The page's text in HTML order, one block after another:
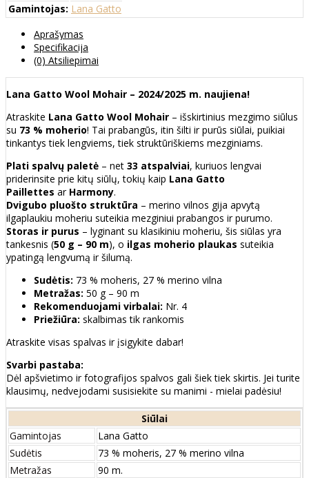
Gamintojas: Lana Gatto
Aprašymas
Specifikacija
(0) Atsiliepimai
Lana Gatto Wool Mohair – 2024/2025 m. naujiena!
Atraskite Lana Gatto Wool Mohair – išskirtinius mezgimo siūlus
su 73 % moherio! Tai prabangūs, itin šilti ir purūs siūlai, puikiai
tinkantys tiek lengviems, tiek struktūriškiems mezginiams.
Plati spalvų paletė – net 33 atspalviai, kuriuos lengvai
priderinsite prie kitų siūlų, tokių kaip Lana Gatto
Paillettes ar Harmony.
Dvigubo pluošto struktūra – merino vilnos gija apvytą
ilgaplaukiu moheriu suteikia mezginiui prabangos ir purumo.
Storas ir purus – lyginant su klasikiniu moheriu, šis siūlas yra
tankesnis (50 g – 90 m), o ilgas moherio plaukas suteikia
ypatingą lengvumą ir šilumą.
Sudėtis: 73 % moheris, 27 % merino vilna
Metražas: 50 g – 90 m
Rekomenduojami virbalai: Nr. 4
Priežiūra: skalbimas tik rankomis
Atraskite visas spalvas ir įsigykite dabar!
Svarbi pastaba:
Dėl apšvietimo ir fotografijos spalvos gali šiek tiek skirtis. Jei turite
klausimų, nedvejodami susisiekite su manimi - mielai padėsiu!
Siūlai
Gamintojas
Lana Gatto
Sudėtis
73 % moheris, 27 % merino vilna
Metražas
90 m.